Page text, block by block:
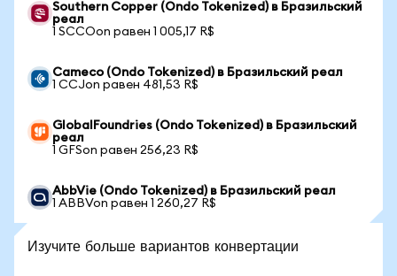
Southern Copper (Ondo Tokenized) в Бразильский
реал
1 SCCOon равен 1 005,17 R$
Cameco (Ondo Tokenized) в Бразильский реал
1 CCJon равен 481,53 R$
GlobalFoundries (Ondo Tokenized) в Бразильский
реал
1 GFSon равен 256,23 R$
AbbVie (Ondo Tokenized) в Бразильский реал
1 ABBVon равен 1 260,27 R$
Изучите больше вариантов конвертации